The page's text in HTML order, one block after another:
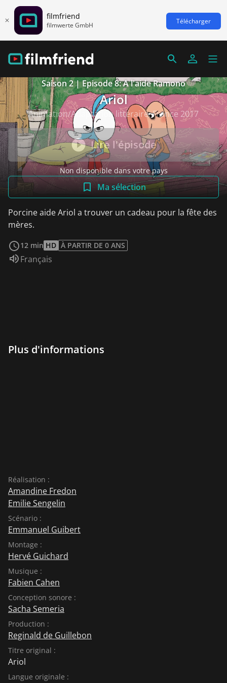
filmfriend
filmwerte GmbH Télécharger
Saison 2 | Episode 8: A l'aide Ramono
Ariol
Animation/Adaptation littéraire, France 2017
Lire l'épisode
Non disponible dans votre pays
Ma sélection
Porcine aide Ariol a trouver un cadeau pour la fête des
mères.
12 min HD À PARTIR DE 0 ANS
Audio :
Français
Plus d'informations
Réalisation :
Amandine Fredon
Emilie Sengelin
Scénario :
Emmanuel Guibert
Montage :
Hervé Guichard
Musique :
Fabien Cahen
Conception sonore :
Sacha Semeria
Production :
Reginald de Guillebon
Titre original :
Ariol
Langue originale :